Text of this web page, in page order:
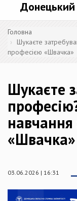
Донецький
Головна
Шукаєте
професією «Швачка»
Шукаєте
«Швачка»
03.06.2026 | 16:31